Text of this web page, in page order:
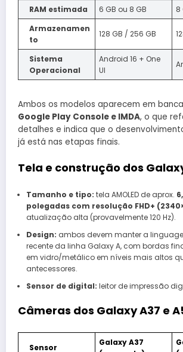
RAM estimada
6 GB ou 8 GB
8
Armazenamen
to
128 GB / 256 GB
Sistema
Operacional
Android 16 + One
UI
Ambos os modelos aparecem em
Google Play Console e IMDA, o que
detalhes e indica que o
já está nas etapas finais.
Tela e construção dos
Tamanho e tipo: tela AMOLED de aprox.
polegadas com resolução FHD+
atualização alta (provavelmente 120 Hz).
Design: ambos devem manter a
recente da linha Galaxy A, com bordas
em vidro/metálico em níveis mais altos
antecessores.
Sensor de digital: leitor de impressão
Câmeras dos Galaxy A37 e
Sensor
Galaxy A37